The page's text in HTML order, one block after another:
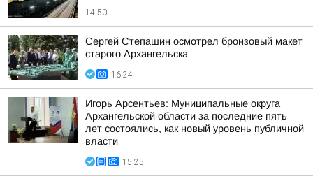
14:50
Сергей Степашин осмотрел бронзовый макет
старого Архангельска
16:24
Игорь Арсентьев: Муниципальные округа
Архангельской области за последние пять
лет состоялись, как новый уровень публичной
власти
15:25